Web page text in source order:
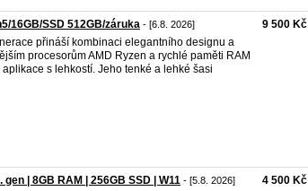
16GB/SSD 512GB/záruka - [6.8. 2026]
přináší kombinaci elegantního designu a
procesorům AMD Ryzen a rychlé paměti RAM
s lehkostí. Jeho tenké a lehké šasi
9 500 Kč
| 8GB RAM | 256GB SSD | W11 - [5.8. 2026] 4 500 Kč